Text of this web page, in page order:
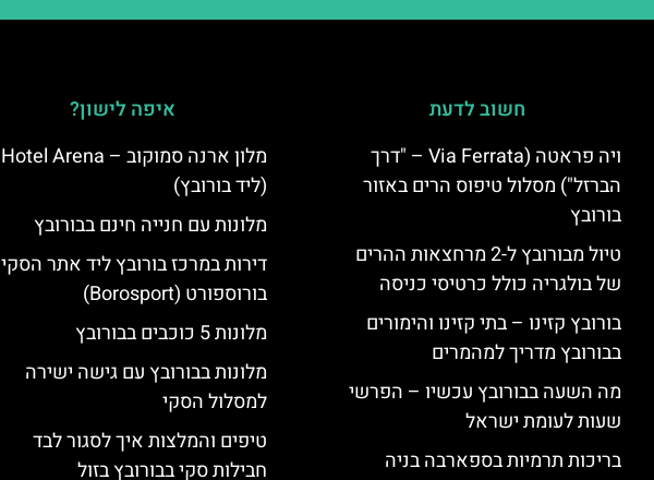
חשוב לדעת
ויה פראטה (Via Ferrata – "דרך
הברזל") מסלול טיפוס הרים באזור
בורובץ
טיול מבורובץ ל-2 מרחצאות ההרים
של בולגריה כולל כרטיסי כניסה
בורובץ קזינו – בתי קזינו והימורים
בבורובץ מדריך למהמרים
מה השעה בבורובץ עכשיו – הפרשי
שעות לעומת ישראל
בריכות תרמיות בספארבה בניה
איפה לישון?
מלון ארנה סמוקוב – Hotel Arena
(ליד בורובץ)
מלונות עם חנייה חינם בבורובץ
דירות במרכז בורובץ ליד אתר הסקי
בורוספורט (Borosport)
מלונות 5 כוכבים בבורובץ
מלונות בבורובץ עם גישה ישירה
למסלול הסקי
טיפים והמלצות איך לסגור לבד
חבילות סקי בבורובץ בזול